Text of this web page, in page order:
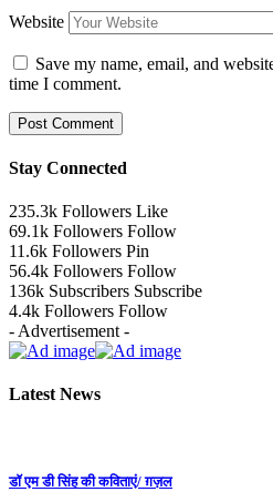
Website
Save my name, email, and
time I comment.
Stay Connected
235.3k Followers Like
69.1k Followers Follow
11.6k Followers Pin
56.4k Followers Follow
136k Subscribers Subscribe
4.4k Followers Follow
- Advertisement -
Latest News
डॉ एम डी सिंह की कविताएं/ ग़ज़ल